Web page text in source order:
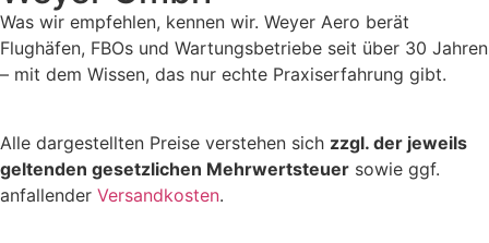
Was wir empfehlen, kennen wir. Weyer Aero berät
Flughäfen, FBOs und Wartungsbetriebe seit über 30 Jahren
– mit dem Wissen, das nur echte Praxiserfahrung gibt.
Alle dargestellten Preise verstehen sich zzgl. der jeweils
geltenden gesetzlichen Mehrwertsteuer sowie ggf.
anfallender Versandkosten.